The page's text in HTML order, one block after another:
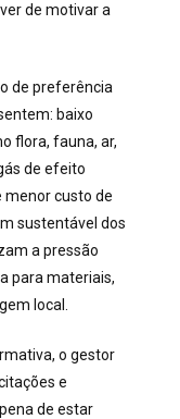
de motivar a
de preferência
baixo
flora, fauna, ar,
de efeito
menor custo de
sustentável dos
a pressão
para materiais,
local.
o gestor
e
de estar